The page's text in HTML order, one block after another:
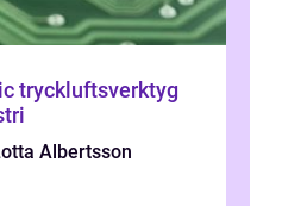
Albertsson